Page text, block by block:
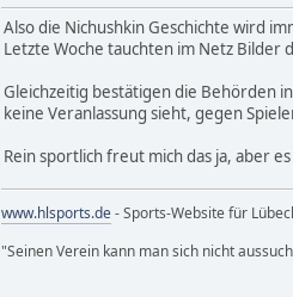
Also die Nichushkin Geschichte wird
Letzte Woche tauchten im Netz Bilder
Gleichzeitig bestätigen die Behörden
keine Veranlassung sieht, gegen
Rein sportlich freut mich das ja, aber
www.hlsports.de- Sports-Website für
"Seinen Verein kann man sich nicht